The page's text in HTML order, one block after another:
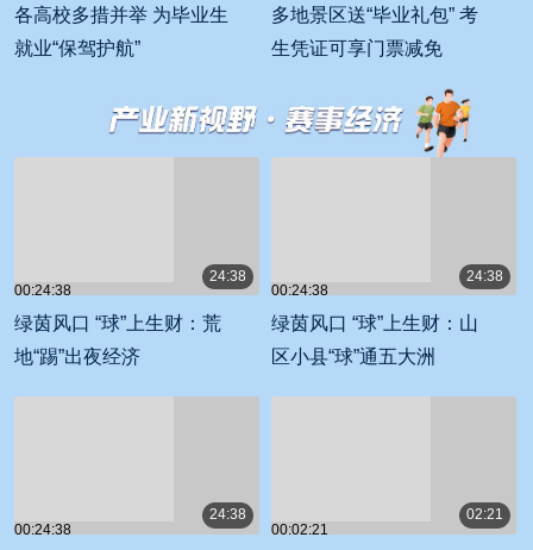
各高校多措并举 为毕业生
就业“保驾护航”
多地景区送“毕业礼包” 考
生凭证可享门票减免
00:24:38
24:38
绿茵风口 “球”上生财：荒
地“踢”出夜经济
00:24:38
24:38
绿茵风口 “球”上生财：山
区小县“球”通五大洲
00:24:38
24:38
00:02:21
02:21